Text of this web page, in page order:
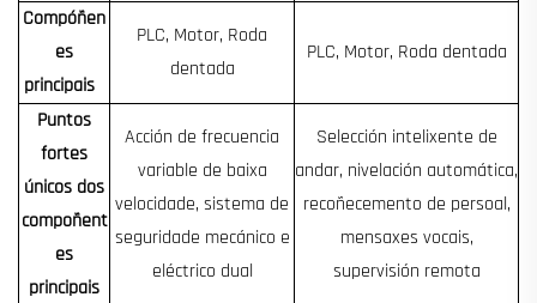
Compóñen
es
principais
PLC, Motor, Roda
dentada
PLC, Motor, Roda dentada
Puntos
fortes
únicos dos
compoñent
es
principais
Acción de frecuencia
variable de baixa
velocidade, sistema de
seguridade mecánico e
eléctrico dual
Selección intelixente de
andar, nivelación automática,
recoñecemento de persoal,
mensaxes vocais,
supervisión remota